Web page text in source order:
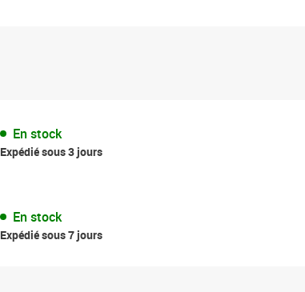
En stock
Expédié sous 3 jours
En stock
Expédié sous 7 jours